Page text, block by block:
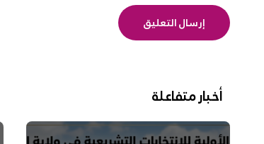
أخبار متفاعلة